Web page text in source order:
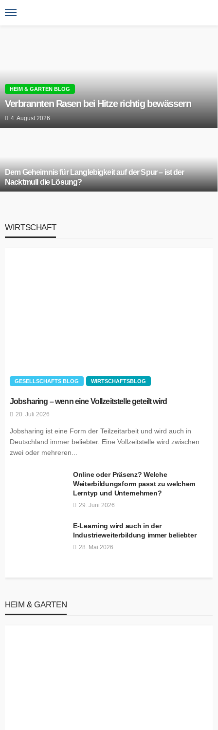
HEIM & GARTEN BLOG
Verbrannten Rasen bei Hitze richtig bewässern
4. August 2026
Dem Geheimnis für Langlebigkeit auf der Spur – ist der
Nacktmull die Lösung?
WIRTSCHAFT
GESELLSCHAFTS BLOG WIRTSCHAFTSBLOG
Jobsharing – wenn eine Vollzeitstelle geteilt wird
20. Juli 2026
Jobsharing ist eine Form der Teilzeitarbeit und wird auch in
Deutschland immer beliebter. Eine Vollzeitstelle wird zwischen
zwei oder mehreren...
Online oder Präsenz? Welche
Weiterbildungsform passt zu welchem
Lerntyp und Unternehmen?
29. Juni 2026
E-Learning wird auch in der
Industrieweiterbildung immer beliebter
28. Mai 2026
HEIM & GARTEN